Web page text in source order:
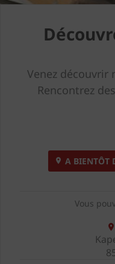
Venez découvrir
Rencontrez
A BIENTÔT
Vous